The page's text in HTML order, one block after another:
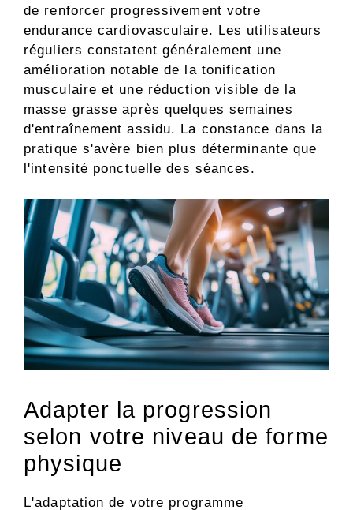
de renforcer progressivement votre
endurance cardiovasculaire. Les utilisateurs
réguliers constatent généralement une
amélioration notable de la tonification
musculaire et une réduction visible de la
masse grasse après quelques semaines
d'entraînement assidu. La constance dans la
pratique s'avère bien plus déterminante que
l'intensité ponctuelle des séances.
Adapter la progression
selon votre niveau de forme
physique
L'adaptation de votre programme